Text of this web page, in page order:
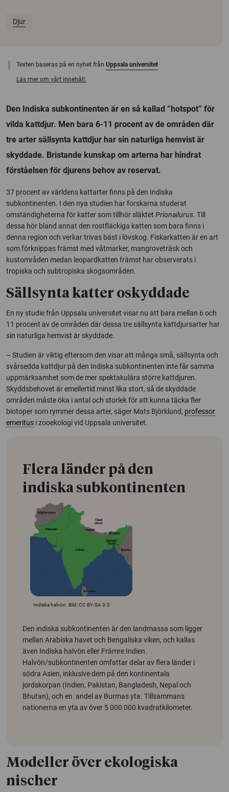
Djur
Texten baseras på en nyhet från Uppsala universitet
Läs mer om vårt innehåll.
Den Indiska subkontinenten är en så kallad ”hotspot” för
vilda kattdjur. Men bara 6-11 procent av de områden där
tre arter sällsynta kattdjur har sin naturliga hemvist är
skyddade. Bristande kunskap om arterna har hindrat
förståelsen för djurens behov av reservat.
37 procent av världens kattarter finns på den Indiska
subkontinenten. I den nya studien har forskarna studerat
omständigheterna för katter som tillhör släktet Prionailurus. Till
dessa hör bland annat den rostfläckiga katten som bara finns i
denna region och verkar trivas bäst i lövskog. Fiskarkatten är en art
som förknippas främst med våtmarker, mangroveträsk och
kustområden medan leopardkatten främst har observerats i
tropiska och subtropiska skogsområden.
Sällsynta katter oskyddade
En ny studie från Uppsala universitet visar nu att bara mellan 6 och
11 procent av de områden där dessa tre sällsynta kattdjursarter har
sin naturliga hemvist är skyddade.
– Studien är viktig eftersom den visar att många små, sällsynta och
svårsedda kattdjur på den Indiska subkontinenten inte får samma
uppmärksamhet som de mer spektakulära större kattdjuren.
Skyddsbehovet är emellertid minst lika stort, så de skyddade
områden måste öka i antal och storlek för att kunna täcka fler
biotoper som rymmer dessa arter, säger Mats Björklund, professor
emeritus i zooekologi vid Uppsala universitet.
Flera länder på den
indiska subkontinenten
Indiska halvön. Bild: CC BY-SA 3.0
Den indiska subkontinenten är den landmassa som ligger
mellan Arabiska havet och Bengaliska viken, och kallas
även Indiska halvön eller Främre Indien.
Halvön/subkontinenten omfattar delar av flera länder i
södra Asien, inklusive dem på den kontinentala
jordskorpan (Indien, Pakistan, Bangladesh, Nepal och
Bhutan), och en andel av Burmas yta. Tillsammans
nationerna en yta av över 5 000 000 kvadratkilometer.
Modeller över ekologiska
nischer